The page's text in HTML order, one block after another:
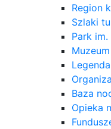
Region
Szlaki
Park
Muzeum
Baza
Opieka